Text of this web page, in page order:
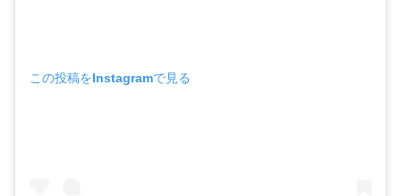
この投稿をInstagramで見る